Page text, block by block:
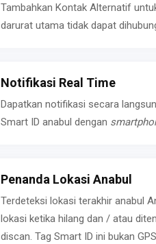
Tambahkan Kontak Alternatif
darurat utama tidak dapat
Notifikasi Real Time
Dapatkan notifikasi secara
Smart ID anabul dengan
Penanda Lokasi Anabul
Terdeteksi lokasi terakhir anabul
lokasi ketika hilang dan / atau
discan. Tag Smart ID ini bukan